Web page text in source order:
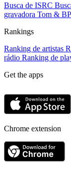
Busca de ISRC
gravadora Tom &
Rankings
Ranking de artistas
rádio Ranking de
Get the apps
Chrome extension